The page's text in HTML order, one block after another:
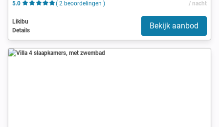
5.0
( 2 beoordelingen ) / nacht
Likibu
Details
Bekijk aanbod